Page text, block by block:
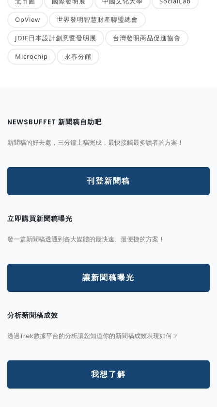
OpView 世界發明智慧財產聯盟總會
JDIE日本設計創意暨發明展 台灣發明商品促進協會
Microchip 永春分館
NEWSBUFFET 新聞稿自助吧
新聞稿的好去處，三分鐘上稿完成，最快接觸最多讀者的方案！
刊登新聞稿
立即購買新聞稿曝光
發一篇新聞稿透通到各大媒體的最快速、最便捷的方案！
讓新聞稿曝光
分析新聞稿成效
透過Trek數據平台的分析讓您知道你的新聞稿成效表現如何？
我想了解